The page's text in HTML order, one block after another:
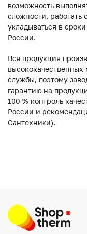
возможность
сложности, работать
укладываться в
России.
Вся продукция
службы, поэтому
гарантию на
100 % контроль
России и
Сантехники).